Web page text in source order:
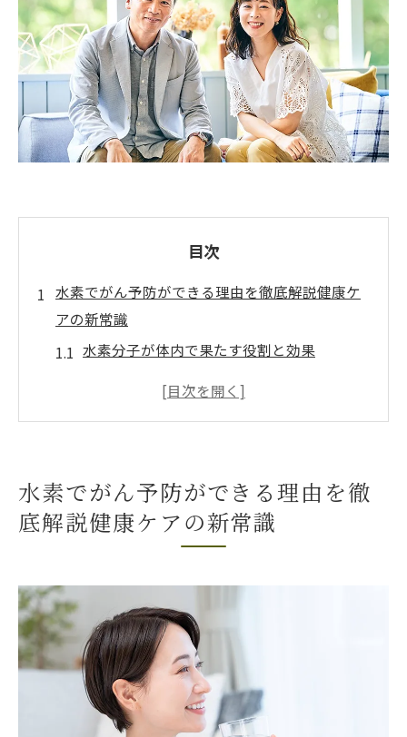
目次
水素でがん予防ができる理由を徹底解説健康ケ
アの新常識
水素分子が体内で果たす役割と効果
抗酸化作用ががん予防に与える影響
水素を利用した日常での健康管理法
自宅で簡単にできる水素療法の始め方と健康効
日常生活での水素水の取り入れ方
水素吸入療法の基礎知識と応用法
自宅で水素風呂の効果を体感する方法
家庭でできる水素療法の注意点
水素でがん予防ができる理由を徹
底解説健康ケアの新常識